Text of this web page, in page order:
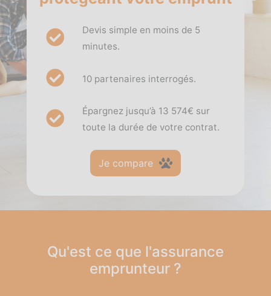
Devis simple en moins de 5
minutes.
10 partenaires interrogés.
Épargnez jusqu’à 13 574€ sur
toute la durée de votre contrat.
Je compare
Qu'est ce que l'assurance
emprunteur ?